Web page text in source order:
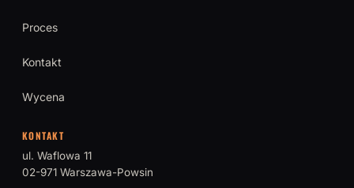
Proces
Kontakt
Wycena
KONTAKT
ul. Waflowa 11
02-971 Warszawa-Powsin